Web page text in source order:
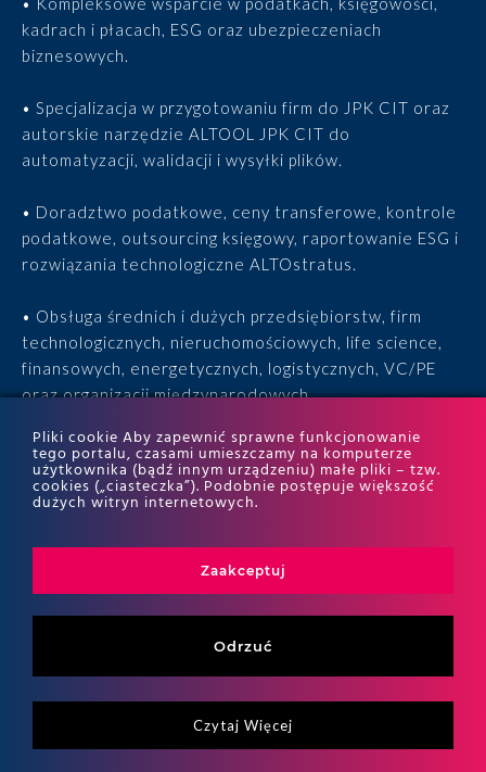
kadrach i płacach, ESG oraz ubezpieczeniach
biznesowych.
• Specjalizacja w przygotowaniu firm do JPK CIT oraz
autorskie narzędzie ALTOOL JPK CIT do
automatyzacji, walidacji i wysyłki plików.
• Doradztwo podatkowe, ceny transferowe, kontrole
podatkowe, outsourcing księgowy, raportowanie ESG i
rozwiązania technologiczne ALTOstratus.
• Obsługa średnich i dużych przedsiębiorstw, firm
technologicznych, nieruchomościowych, life science,
finansowych, energetycznych, logistycznych, VC/PE
oraz organizacji międzynarodowych.
• 15 lat doświadczenia, 170 ekspertów, tysiące
zrealizowanych projektów i wyróżnienia w rankingach
ITR World Tax i ITR World TP.
Pliki cookie Aby zapewnić sprawne funkcjonowanie
tego portalu, czasami umieszczamy na komputerze
użytkownika (bądź innym urządzeniu) małe pliki – tzw.
cookies („ciasteczka”). Podobnie postępuje większość
dużych witryn internetowych.
Zaakceptuj
Odrzuć
Czytaj Więcej